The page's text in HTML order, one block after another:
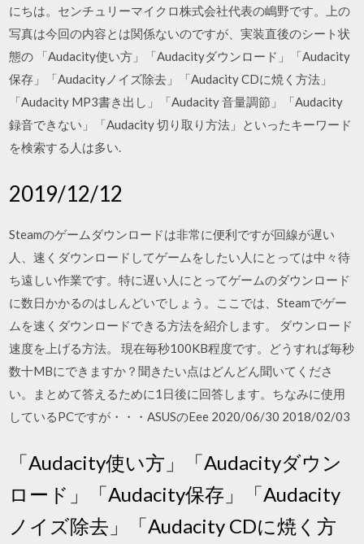
にちは。センチュリーマイクロ株式会社代表の嶋野です。上の
写真は今回の内容とは関係ないのですが、実装直後のシート状
態の 「Audacity使い方」「Audacityダウンロード」「Audacity
保存」「Audacityノイズ除去」「Audacity CDに焼く方法」
「Audacity MP3書き出し」「Audacity 音量調節」「Audacity
録音できない」「Audacity 切り取り方法」といったキーワード
を検索する人は多い.
2019/12/12
Steamのゲームダウンロードは非常に便利ですが回線が遅い
人、速くダウンロードしてゲームをしたい人にとっては中々待
ち遠しい作業です。特に遅い人にとってゲームのダウンロード
に数日かかるのはしんどいでしょう。ここでは、Steamでゲー
ムを速くダウンロードできる方法を紹介します。 ダウンロード
速度を上げる方法。 現在毎秒100KB程度です。どうすれば毎秒
数十MBにできますか？聞きたい点はどんどん聞いてくださ
い。まとめて答えるために1日後に回答します。ちなみに使用
しているPCですが・・・ASUSのEee 2020/06/30 2018/02/03
「Audacity使い方」「Audacityダウン
ロード」「Audacity保存」「Audacity
ノイズ除去」「Audacity CDに焼く方